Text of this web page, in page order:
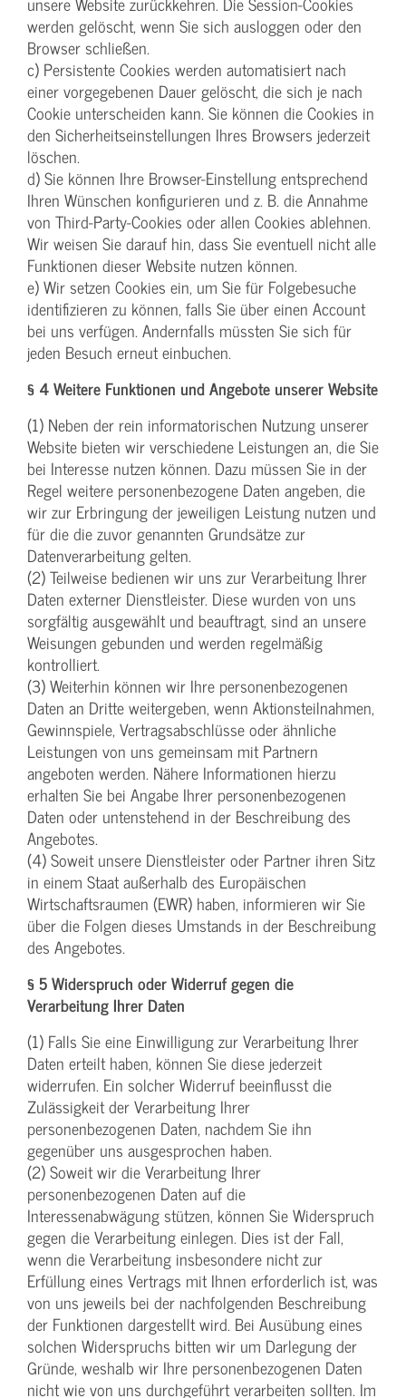
werden gelöscht, wenn Sie sich ausloggen oder den
Browser schließen.
c) Persistente Cookies werden automatisiert nach
einer vorgegebenen Dauer gelöscht, die sich je nach
Cookie unterscheiden kann. Sie können die Cookies in
den Sicherheitseinstellungen Ihres Browsers jederzeit
löschen.
d) Sie können Ihre Browser-Einstellung entsprechend
Ihren Wünschen konfigurieren und z. B. die Annahme
von Third-Party-Cookies oder allen Cookies ablehnen.
Wir weisen Sie darauf hin, dass Sie eventuell nicht alle
Funktionen dieser Website nutzen können.
e) Wir setzen Cookies ein, um Sie für Folgebesuche
identifizieren zu können, falls Sie über einen Account
bei uns verfügen. Andernfalls müssten Sie sich für
jeden Besuch erneut einbuchen.
§ 4 Weitere Funktionen und Angebote unserer Website
(1) Neben der rein informatorischen Nutzung unserer
Website bieten wir verschiedene Leistungen an, die Sie
bei Interesse nutzen können. Dazu müssen Sie in der
Regel weitere personenbezogene Daten angeben, die
wir zur Erbringung der jeweiligen Leistung nutzen und
für die die zuvor genannten Grundsätze zur
Datenverarbeitung gelten.
(2) Teilweise bedienen wir uns zur Verarbeitung Ihrer
Daten externer Dienstleister. Diese wurden von uns
sorgfältig ausgewählt und beauftragt, sind an unsere
Weisungen gebunden und werden regelmäßig
kontrolliert.
(3) Weiterhin können wir Ihre personenbezogenen
Daten an Dritte weitergeben, wenn Aktionsteilnahmen,
Gewinnspiele, Vertragsabschlüsse oder ähnliche
Leistungen von uns gemeinsam mit Partnern
angeboten werden. Nähere Informationen hierzu
erhalten Sie bei Angabe Ihrer personenbezogenen
Daten oder untenstehend in der Beschreibung des
Angebotes.
(4) Soweit unsere Dienstleister oder Partner ihren Sitz
in einem Staat außerhalb des Europäischen
Wirtschaftsraumen (EWR) haben, informieren wir Sie
über die Folgen dieses Umstands in der Beschreibung
des Angebotes.
§ 5 Widerspruch oder Widerruf gegen die
Verarbeitung Ihrer Daten
(1) Falls Sie eine Einwilligung zur Verarbeitung Ihrer
Daten erteilt haben, können Sie diese jederzeit
widerrufen. Ein solcher Widerruf beeinflusst die
Zulässigkeit der Verarbeitung Ihrer
personenbezogenen Daten, nachdem Sie ihn
gegenüber uns ausgesprochen haben.
(2) Soweit wir die Verarbeitung Ihrer
personenbezogenen Daten auf die
Interessenabwägung stützen, können Sie Widerspruch
gegen die Verarbeitung einlegen. Dies ist der Fall,
wenn die Verarbeitung insbesondere nicht zur
Erfüllung eines Vertrags mit Ihnen erforderlich ist, was
von uns jeweils bei der nachfolgenden Beschreibung
der Funktionen dargestellt wird. Bei Ausübung eines
solchen Widerspruchs bitten wir um Darlegung der
Gründe, weshalb wir Ihre personenbezogenen Daten
nicht wie von uns durchgeführt verarbeiten sollten. Im